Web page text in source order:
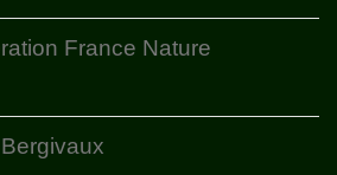
France Nature